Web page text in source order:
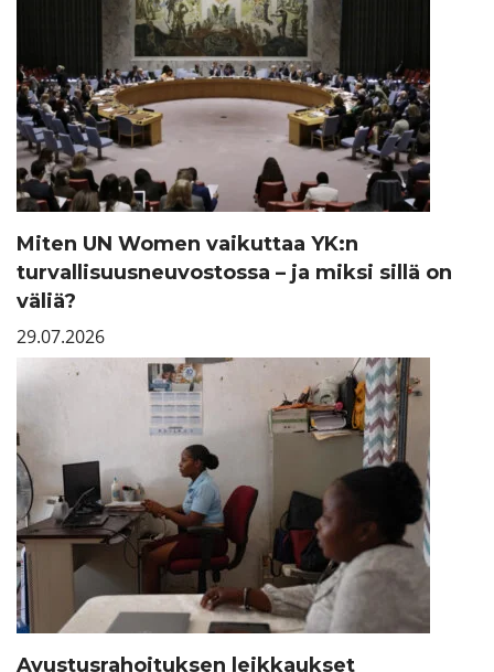
Miten UN Women vaikuttaa YK:n
turvallisuusneuvostossa – ja miksi sillä on
väliä?
29.07.2026
Avustusrahoituksen leikkaukset